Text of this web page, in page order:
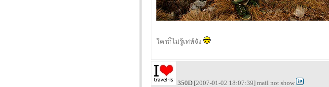
ใครก็ไม่รู้เท่ห์จัง
350D [2007-01-02 18:07:39] mail not show